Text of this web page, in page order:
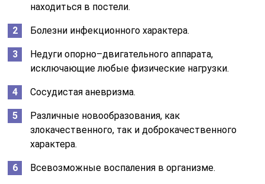
находиться в постели.
Болезни инфекционного характера.
Недуги опорно–двигательного аппарата,
исключающие любые физические нагрузки.
Сосудистая аневризма.
Различные новообразования, как
злокачественного, так и доброкачественного
характера.
Всевозможные воспаления в организме.